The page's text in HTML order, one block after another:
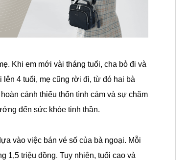
Khi em mới vài tháng tuổi, cha bỏ đi và
4 tuổi, mẹ cũng rời đi, từ đó hai bà
cảnh thiếu thốn tình cảm và sự chăm
đến sức khỏe tinh thần.
vào việc bán vé số của bà ngoại. Mỗi
1,5 triệu đồng. Tuy nhiên, tuổi cao và